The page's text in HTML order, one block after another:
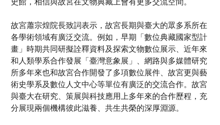
故宮蕭宗煌院長致詞表示，故宮長期與臺大的眾多系所在
各學術領域有廣泛交流。例如，早期「數位典藏國家型計
畫」時期共同研擬詮釋資料及探索文物數位展示、近年來
和人類學系合作發展「臺灣意象展」、網路與多媒體研究
所多年來也和故宮合作開發了多項數位展件、故宮更與藝
術史學系及數位人文中心等單位有廣泛的交流合作。故宮
與臺大在研究、策展與科技應用上多年來的合作歷程，充
分展現兩個機構彼此滋養、共生共榮的深厚淵源。